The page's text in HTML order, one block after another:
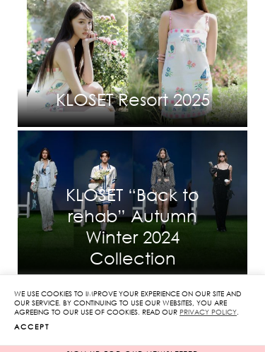
KLOSET Resort 2025
KLOSET “Back to
rehab” Autumn
Winter 2024
Collection
WE USE COOKIES TO IMPROVE YOUR EXPERIENCE ON OUR SITE AND
OUR SERVICE. BY CONTINUING TO USE OUR WEBSITES, YOU ARE
AGREEING TO OUR USE OF COOKIES. READ OUR PRIVACY POLICY.
ACCEPT